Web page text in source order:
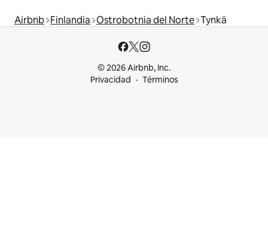
Airbnb Finlandia Ostrobotnia del Norte Tynkä
© 2026 Airbnb, Inc.
Privacidad
Términos